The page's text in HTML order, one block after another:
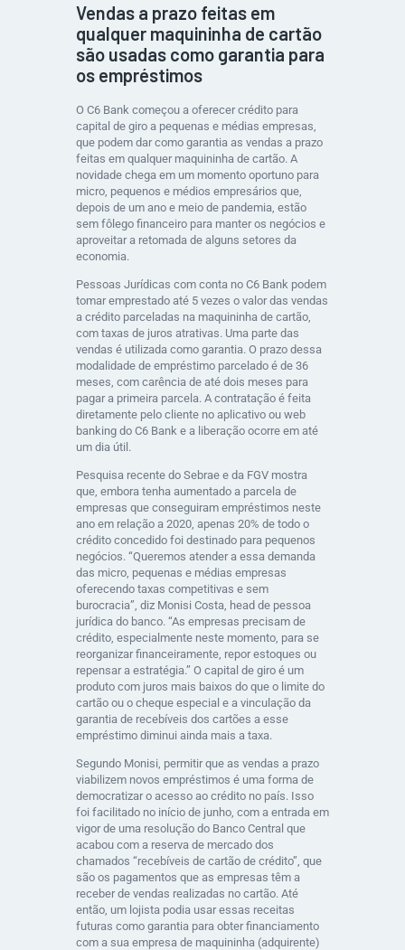
Vendas a prazo feitas em
qualquer maquininha de cartão
são usadas como garantia para
os empréstimos
O C6 Bank começou a oferecer crédito para
capital de giro a pequenas e médias empresas,
que podem dar como garantia as vendas a prazo
feitas em qualquer maquininha de cartão. A
novidade chega em um momento oportuno para
micro, pequenos e médios empresários que,
depois de um ano e meio de pandemia, estão
sem fôlego financeiro para manter os negócios e
aproveitar a retomada de alguns setores da
economia.
Pessoas Jurídicas com conta no C6 Bank podem
tomar emprestado até 5 vezes o valor das vendas
a crédito parceladas na maquininha de cartão,
com taxas de juros atrativas. Uma parte das
vendas é utilizada como garantia. O prazo dessa
modalidade de empréstimo parcelado é de 36
meses, com carência de até dois meses para
pagar a primeira parcela. A contratação é feita
diretamente pelo cliente no aplicativo ou web
banking do C6 Bank e a liberação ocorre em até
um dia útil.
Pesquisa recente do Sebrae e da FGV mostra
que, embora tenha aumentado a parcela de
empresas que conseguiram empréstimos neste
ano em relação a 2020, apenas 20% de todo o
crédito concedido foi destinado para pequenos
negócios. “Queremos atender a essa demanda
das micro, pequenas e médias empresas
oferecendo taxas competitivas e sem
burocracia”, diz Monisi Costa, head de pessoa
jurídica do banco. “As empresas precisam de
crédito, especialmente neste momento, para se
reorganizar financeiramente, repor estoques ou
repensar a estratégia.” O capital de giro é um
produto com juros mais baixos do que o limite do
cartão ou o cheque especial e a vinculação da
garantia de recebíveis dos cartões a esse
empréstimo diminui ainda mais a taxa.
Segundo Monisi, permitir que as vendas a prazo
viabilizem novos empréstimos é uma forma de
democratizar o acesso ao crédito no país. Isso
foi facilitado no início de junho, com a entrada em
vigor de uma resolução do Banco Central que
acabou com a reserva de mercado dos
chamados “recebíveis de cartão de crédito”, que
são os pagamentos que as empresas têm a
receber de vendas realizadas no cartão. Até
então, um lojista podia usar essas receitas
futuras como garantia para obter financiamento
com a sua empresa de maquininha (adquirente)